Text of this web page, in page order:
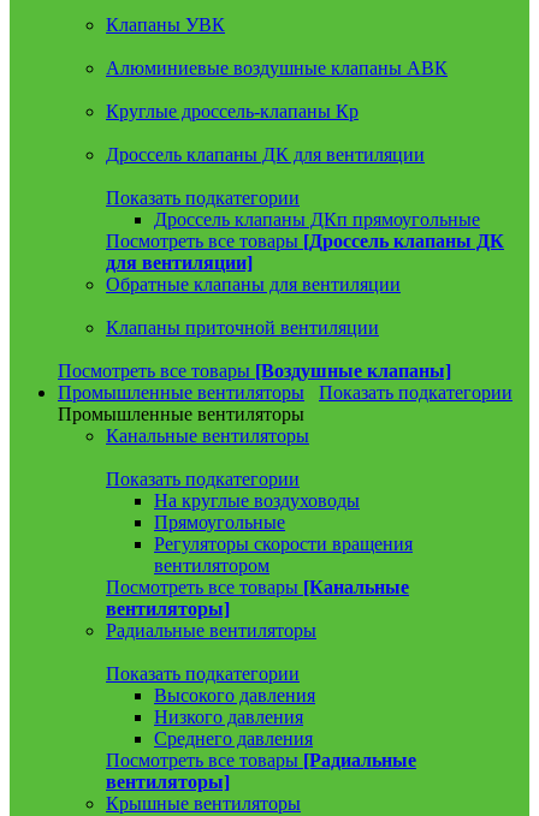
Клапаны УВК
Алюминиевые воздушные клапаны АВК
Круглые дроссель-клапаны Кр
Дроссель клапаны ДК для вентиляции
Показать подкатегории
Дроссель клапаны ДКп прямоугольные
Посмотреть все товары [Дроссель клапаны ДК
для вентиляции]
Обратные клапаны для вентиляции
Клапаны приточной вентиляции
Посмотреть все товары [Воздушные клапаны]
Промышленные вентиляторы
Показать подкатегории
Промышленные вентиляторы
Канальные вентиляторы
Показать подкатегории
На круглые воздуховоды
Прямоугольные
Регуляторы скорости вращения
вентилятором
Посмотреть все товары [Канальные
вентиляторы]
Радиальные вентиляторы
Показать подкатегории
Высокого давления
Низкого давления
Среднего давления
Посмотреть все товары [Радиальные
вентиляторы]
Крышные вентиляторы